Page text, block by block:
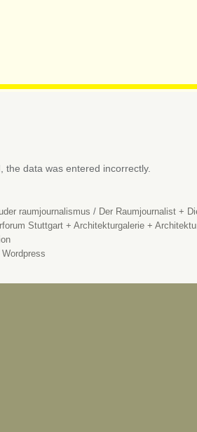
the data was entered incorrectly.
raumjournalismus / Der Raumjournalist +
Stuttgart + Architekturgalerie +
Wordpress